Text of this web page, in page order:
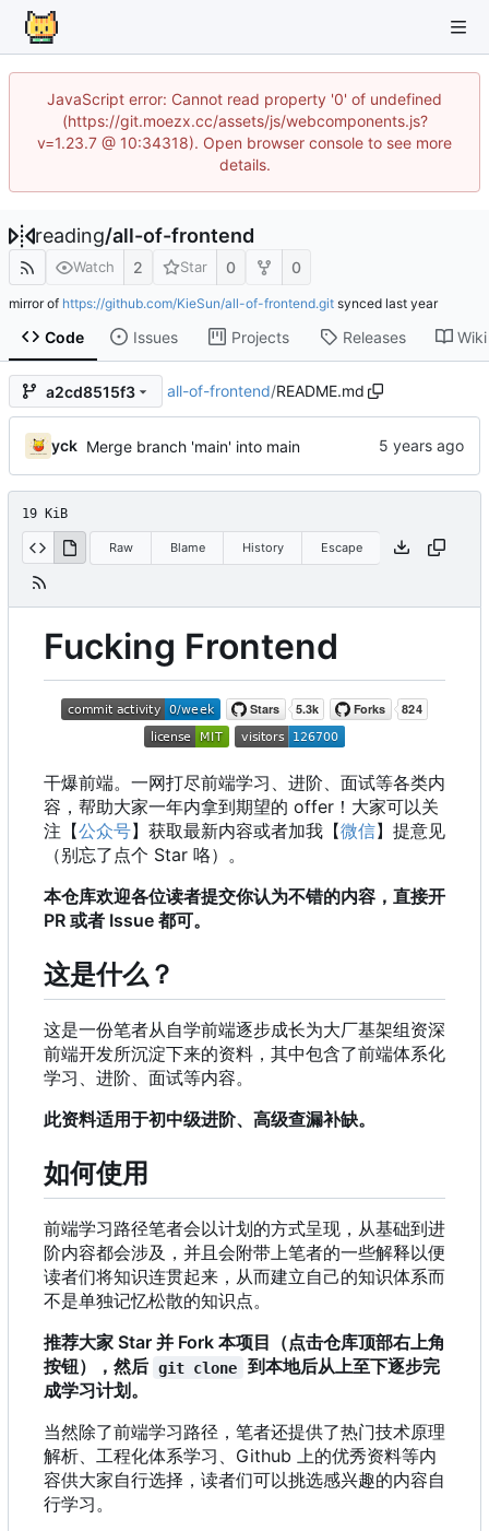
JavaScript error: Cannot read property '0' of undefined
(https://git.moezx.cc/assets/js/webcomponents.js?
v=1.23.7 @ 10:34318). Open browser console to see more
details.
reading/all-of-frontend
Watch 2 Star 0 0
mirror of https://github.com/KieSun/all-of-frontend.git synced
Code Issues Projects Releases Wiki
a2cd8515f3 all-of-frontend/README.md
yck Merge branch 'main' into main
19 KiB
Raw Blame History Escape
Fucking Frontend
干爆前端。一网打尽前端学习、进阶、面试等各类内
容，帮助大家一年内拿到期望的 offer ！ 大家可以关
注【公众号】获取最新内容或者加我【微信】提意见
（别忘了点个 Star 咯）。
本仓库欢迎各位读者提交你认为不错的内容，直接开
PR 或者 Issue 都可。
这是什么？
这是一份笔者从自学前端逐步成长为大厂基架组资深
前端开发所沉淀下来的资料，其中包含了前端体系化
学习、进阶、面试等内容。
此资料适用于初中级进阶、高级查漏补缺。
如何使用
前端学习路径笔者会以计划的方式呈现，从基础到进
阶内容都会涉及，并且会附带上笔者的一些解释以便
读者们将知识连贯起来，从而建立自己的知识体系而
不是单独记忆松散的知识点。
推荐大家 Star 并 Fork 本项目（点击仓库顶部右上角
按钮），然后 git clone
到本地后从上至下逐步完
成学习计划。
当然除了前端学习路径 ， 笔者还提供了热门技术原理
解析、工程化体系学习、Github 上的优秀资料等内
容供大家自行选择，读者们可以挑选感兴趣的内容自
行学习。